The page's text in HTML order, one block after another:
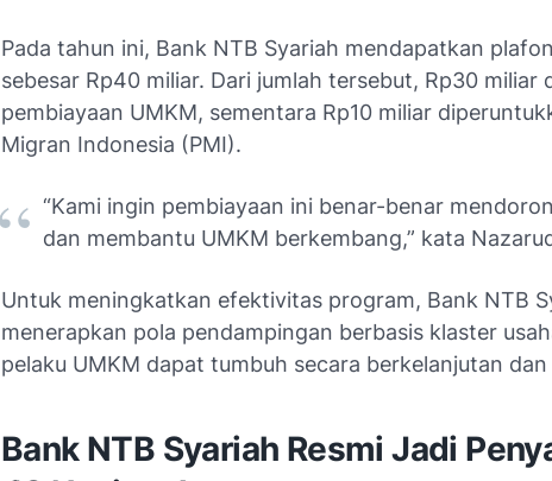
Pada tahun ini, Bank NTB Syariah mendapatkan
sebesar Rp40 miliar. Dari jumlah tersebut, Rp30 miliar
pembiayaan UMKM, sementara Rp10 miliar
Migran Indonesia (PMI).
“Kami ingin pembiayaan ini benar-benar
dan membantu UMKM berkembang,” kata
Untuk meningkatkan efektivitas program, Bank NTB
menerapkan pola pendampingan berbasis klaster
pelaku UMKM dapat tumbuh secara berkelanjutan
Bank NTB Syariah Resmi Jadi